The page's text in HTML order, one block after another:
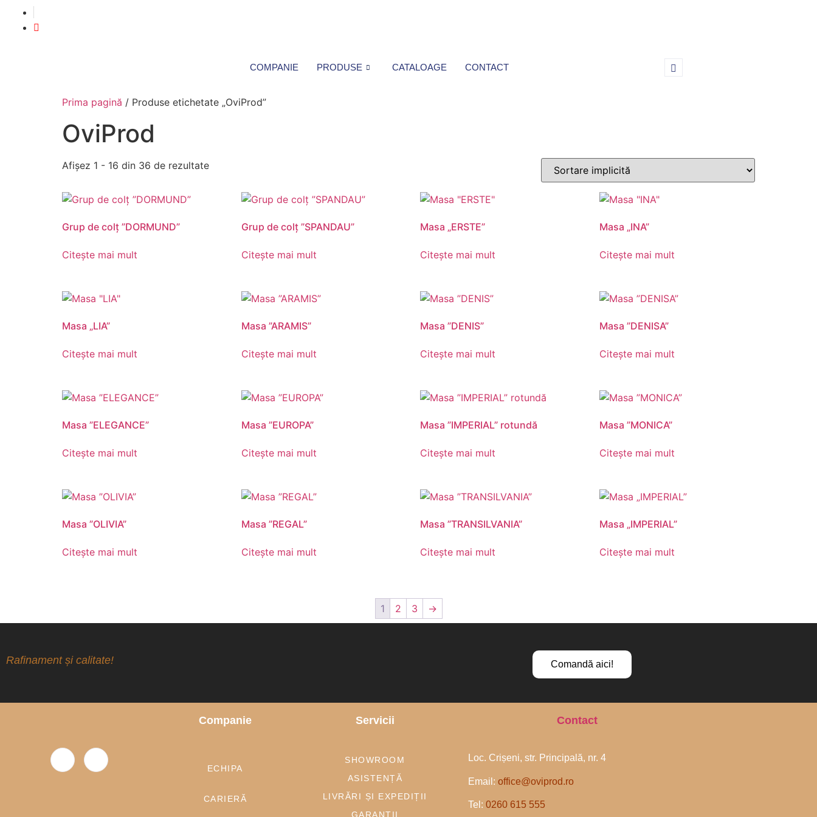
COMPANIE PRODUSE CATALOAGE CONTACT
Prima pagină / Produse etichetate „OviProd”
OviProd
Afișez 1 - 16 din 36 de rezultate
Grup de colț ”DORMUND”
Citește mai mult
Grup de colț ”SPANDAU”
Citește mai mult
Masa „ERSTE”
Citește mai mult
Masa „INA”
Citește mai mult
Masa „LIA”
Citește mai mult
Masa ”ARAMIS”
Citește mai mult
Masa ”DENIS”
Citește mai mult
Masa ”DENISA”
Citește mai mult
Masa ”ELEGANCE”
Citește mai mult
Masa ”EUROPA”
Citește mai mult
Masa ”IMPERIAL” rotundă
Citește mai mult
Masa ”MONICA”
Citește mai mult
Masa ”OLIVIA”
Citește mai mult
Masa ”REGAL”
Citește mai mult
Masa ”TRANSILVANIA”
Citește mai mult
Masa „IMPERIAL”
Citește mai mult
1 2 3 →
Rafinament și calitate! Comandă aici!
Companie
ECHIPA
CARIERĂ
Servicii
SHOWROOM
ASISTENȚĂ
LIVRĂRI ȘI EXPEDIȚII
GARANȚII
Contact
Loc. Crișeni, str. Principală, nr. 4
Email: office@oviprod.ro
Tel: 0260 615 555